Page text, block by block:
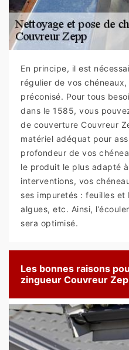
En principe, il est
régulier de vos
préconisé. Pour tous
dans le 1585, vous
de couverture Couvreur
matériel adéquat pour
profondeur de vos
le produit le plus adapté
interventions, vos
ses impuretés : feuilles et
algues, etc. Ainsi,
sera optimisé.
Les bonnes raisons
zingueur Couvreur